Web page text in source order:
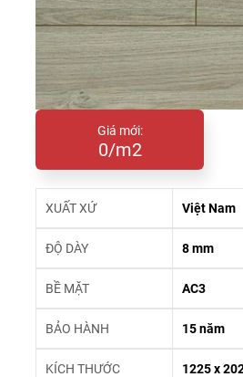
Giá mới:
0/m2
XUẤT XỨ Việt Nam
ĐỘ DÀY 8 mm
BỀ MẶT AC3
BẢO HÀNH 15 năm
KÍCH THƯỚC 1225 x